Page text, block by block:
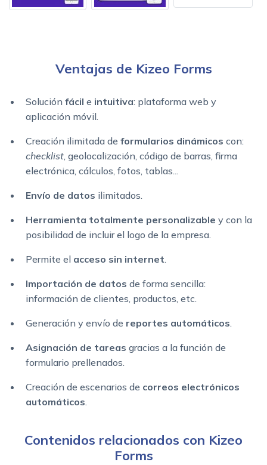
Ventajas de Kizeo Forms
Solución fácil e intuitiva: plataforma web y
aplicación móvil.
Creación ilimitada de formularios dinámicos con:
checklist, geolocalización, código de barras, firma
electrónica, cálculos, fotos, tablas...
Envío de datos ilimitados.
Herramienta totalmente personalizable y con la
posibilidad de incluir el logo de la empresa.
Permite el acceso sin internet.
Importación de datos de forma sencilla:
información de clientes, productos, etc.
Generación y envío de reportes automáticos.
Asignación de tareas gracias a la función de
formulario prellenados.
Creación de escenarios de correos electrónicos
automáticos.
Contenidos relacionados con Kizeo
Forms